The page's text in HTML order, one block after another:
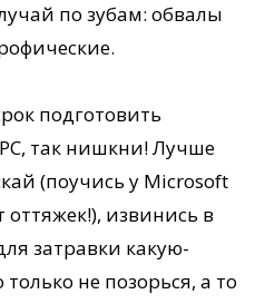
по зубам: обвалы
подготовить
так нишкни! Лучше
(поучись у Microsoft
извинись в
затравки какую-
не позорься, а то